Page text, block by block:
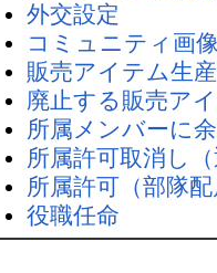
外交設定
コミュニティ画
販売アイテム生
廃止する販売ア
所属メンバーに
所属許可取消し
所属許可（部隊
役職任命